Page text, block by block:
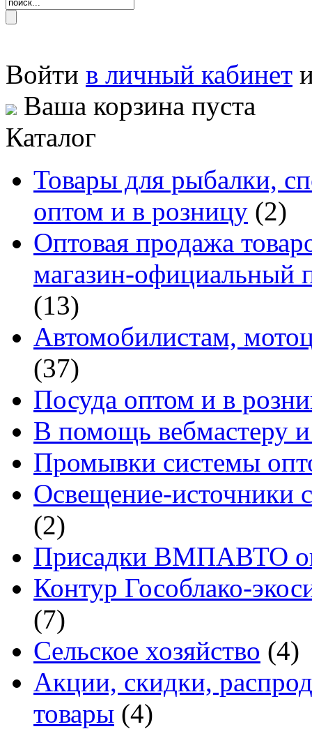
Войти в личный кабинет
Ваша корзина пуста
Каталог
Товары для рыбалки,
оптом и в розницу (2)
Оптовая продажа
магазин-официальный
(13)
Автомобилистам,
(37)
Посуда оптом и в
В помощь вебмастеру и
Промывки системы
Освещение-источники
(2)
Присадки ВМПАВТО
Контур Гособлако-
(7)
Сельское хозяйство (4)
Акции, скидки,
товары (4)